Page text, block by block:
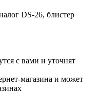
DS-26, блистер
с вами и уточнят
магазина и может